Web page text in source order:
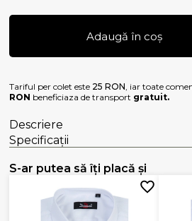
Adaugă în coș
Tariful per colet este 25 RON, iar toate
RON beneficiaza de transport gratuit.
Descriere
Specificații
S-ar putea să îți placă și